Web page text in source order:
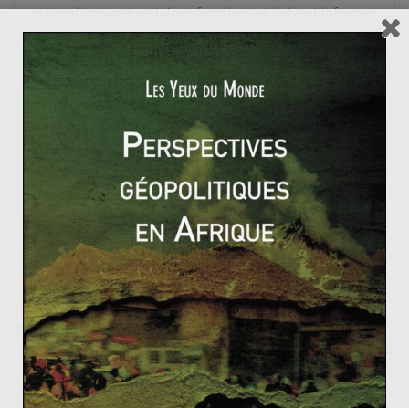
voter ni occuper certaines fonctions et doivent informer
les autorités de leurs mouvements sous peine
d’amende. Ils n’ont pas le droit d’être propriétaires,
leurs terres sont confisquées et leurs habitations
détruites. Ainsi, la volonté de déporter les Rohingya sur
une île au sud de la Birmanie constitue donc une
solution supplémentaire pour la Birmanie de se
débarrasser de cette minorité musulmane dans le pays
bouddhiste.
Retour sur les élections espagnoles
L’intelligence économique américaine (2/2)